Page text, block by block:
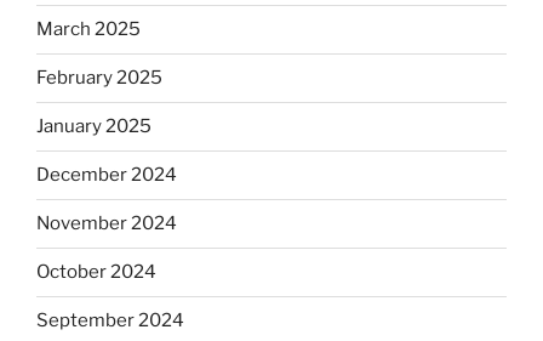
March 2025
February 2025
January 2025
December 2024
November 2024
October 2024
September 2024